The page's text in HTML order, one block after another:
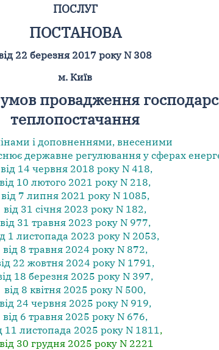
ПОСЛУГ
ПОСТАНОВА
22 березня 2017 року N 308
м. Київ
провадження
теплопостачання
і доповненнями, внесеними
державне регулювання у сферах
від 14 червня 2018 року N 418,
від 10 лютого 2021 року N 218,
від 7 липня 2021 року N 1085,
від 31 січня 2023 року N 182,
від 31 травня 2023 року N 977,
1 листопада 2023 року N 2053,
від 8 травня 2024 року N 872,
22 жовтня 2024 року N 1791 ,
18 березня 2025 року N 397,
від 8 квітня 2025 року N 500,
від 24 червня 2025 року N 919,
від 6 травня 2025 року N 676,
11 листопада 2025 року N 1811 ,
від 30 грудня 2025 року N 2221